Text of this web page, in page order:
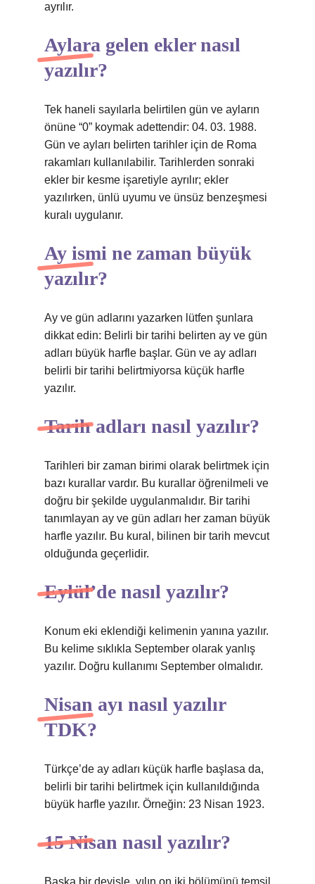
ayrılır.
Aylara gelen ekler nasıl
yazılır?
Tek haneli sayılarla belirtilen gün ve ayların
önüne “0” koymak adettendir: 04. 03. 1988.
Gün ve ayları belirten tarihler için de Roma
rakamları kullanılabilir. Tarihlerden sonraki
ekler bir kesme işaretiyle ayrılır; ekler
yazılırken, ünlü uyumu ve ünsüz benzeşmesi
kuralı uygulanır.
Ay ismi ne zaman büyük
yazılır?
Ay ve gün adlarını yazarken lütfen şunlara
dikkat edin: Belirli bir tarihi belirten ay ve gün
adları büyük harfle başlar. Gün ve ay adları
belirli bir tarihi belirtmiyorsa küçük harfle
yazılır.
Tarih adları nasıl yazılır?
Tarihleri ​​bir zaman birimi olarak belirtmek için
bazı kurallar vardır. Bu kurallar öğrenilmeli ve
doğru bir şekilde uygulanmalıdır. Bir tarihi
tanımlayan ay ve gün adları her zaman büyük
harfle yazılır. Bu kural, bilinen bir tarih mevcut
olduğunda geçerlidir.
Eylül’de nasıl yazılır?
Konum eki eklendiği kelimenin yanına yazılır.
Bu kelime sıklıkla September olarak yanlış
yazılır. Doğru kullanımı September olmalıdır.
Nisan ayı nasıl yazılır
TDK?
Türkçe’de ay adları küçük harfle başlasa da,
belirli bir tarihi belirtmek için kullanıldığında
büyük harfle yazılır. Örneğin: 23 Nisan 1923.
15 Nisan nasıl yazılır?
Başka bir deyişle, yılın on iki bölümünü temsil